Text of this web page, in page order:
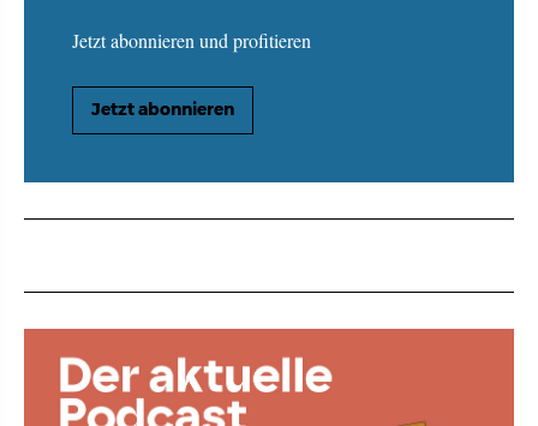
Jetzt abonnieren und profitieren
Jetzt abonnieren